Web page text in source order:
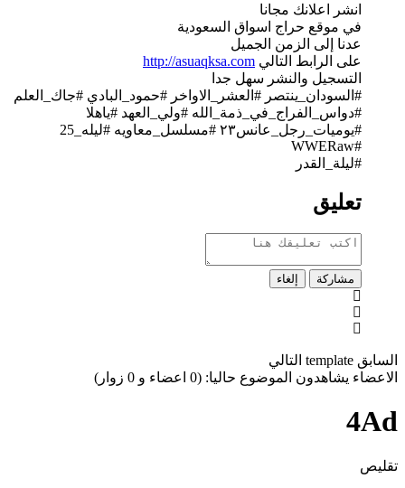
انشر اعلانك مجانا
في موقع حراج اسواق السعودية
عدنا إلى الزمن الجميل
على الرابط التالي http://asuaqksa.com
التسجيل والنشر سهل جدا
#السودان_ينتصر #العشر_الاواخر #حمود_البادي #جاك_العلم
#دواس_الفراج_في_ذمة_الله #ولي_العهد #ياهلا
#يوميات_رجل_عانس٢٣ #مسلسل_معاويه​ #ليله_25
#WWERaw
#ليلة_القدر​
تعليق
مشاركة إلغاء
السابق template التالي
الاعضاء يشاهدون الموضوع حاليا: (0 اعضاء و 0 زوار)
4Ad
تقليص